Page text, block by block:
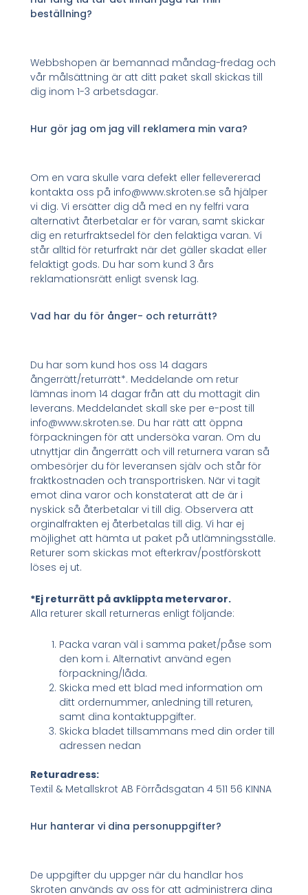
beställning?
Webbshopen är bemannad måndag-fredag och
vår målsättning är att ditt paket skall skickas till
dig inom 1-3 arbetsdagar.
Hur gör jag om jag vill reklamera min vara?
Om en vara skulle vara defekt eller fellevererad
kontakta oss på info@www.skroten.se så hjälper
vi dig. Vi ersätter dig då med en ny felfri vara
alternativt återbetalar er för varan, samt skickar
dig en returfraktsedel för den felaktiga varan. Vi
står alltid för returfrakt när det gäller skadat eller
felaktigt gods. Du har som kund 3 års
reklamationsrätt enligt svensk lag.
Vad har du för ånger- och returrätt?
Du har som kund hos oss 14 dagars
ångerrätt/returrätt*. Meddelande om retur
lämnas inom 14 dagar från att du mottagit din
leverans. Meddelandet skall ske per e-post till
info@www.skroten.se. Du har rätt att öppna
förpackningen för att undersöka varan. Om du
utnyttjar din ångerrätt och vill returnera varan så
ombesörjer du för leveransen själv och står för
fraktkostnaden och transportrisken. När vi tagit
emot dina varor och konstaterat att de är i
nyskick så återbetalar vi till dig. Observera att
orginalfrakten ej återbetalas till dig. Vi har ej
möjlighet att hämta ut paket på utlämningsställe.
Returer som skickas mot efterkrav/postförskott
löses ej ut.
*Ej returrätt på avklippta metervaror.
Alla returer skall returneras enligt följande:
Packa varan väl i samma paket/påse som
den kom i. Alternativt använd egen
förpackning/låda.
Skicka med ett blad med information om
ditt ordernummer, anledning till returen,
samt dina kontaktuppgifter.
Skicka bladet tillsammans med din order till
adressen nedan
Returadress:
Textil & Metallskrot AB Förrådsgatan 4 511 56 KINNA
Hur hanterar vi dina personuppgifter?
De uppgifter du uppger när du handlar hos
Skroten används av oss för att administrera dina